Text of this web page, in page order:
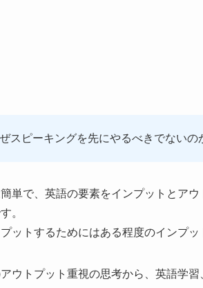
スピーキングを先にやるべきでないの
単で、英語の要素をインプットとア
。
ットするためにはある程度のインプッ
ウトプット重視の思考から、英語学